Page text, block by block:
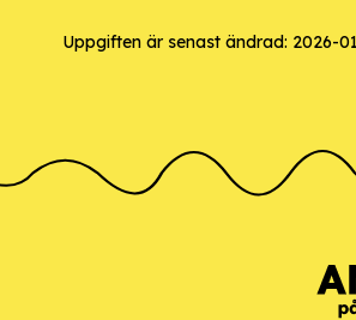
Uppgiften är senast ändrad: 2026-